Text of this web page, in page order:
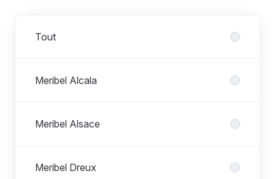
Tout
Meribel Alcala
Meribel Alsace
Meribel Dreux